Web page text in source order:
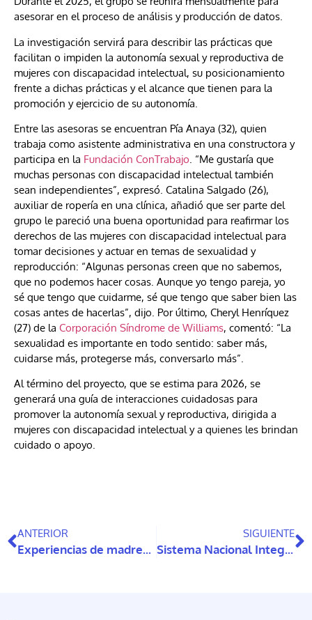
asesorar en el proceso de análisis y producción de datos.
La investigación servirá para describir las prácticas que
facilitan o impiden la autonomía sexual y reproductiva de
mujeres con discapacidad intelectual, su posicionamiento
frente a dichas prácticas y el alcance que tienen para la
promoción y ejercicio de su autonomía.
Entre las asesoras se encuentran Pía Anaya (32), quien
trabaja como asistente administrativa en una constructora y
participa en la Fundación ConTrabajo. “Me gustaría que
muchas personas con discapacidad intelectual también
sean independientes”, expresó. Catalina Salgado (26),
auxiliar de ropería en una clínica, añadió que ser parte del
grupo le pareció una buena oportunidad para reafirmar los
derechos de las mujeres con discapacidad intelectual para
tomar decisiones y actuar en temas de sexualidad y
reproducción: “Algunas personas creen que no sabemos,
que no podemos hacer cosas. Aunque yo tengo pareja, yo
sé que tengo que cuidarme, sé que tengo que saber bien las
cosas antes de hacerlas”, dijo. Por último, Cheryl Henríquez
(27) de la Corporación Síndrome de Williams, comentó: “La
sexualidad es importante en todo sentido: saber más,
cuidarse más, protegerse más, conversarlo más”.
Al término del proyecto, que se estima para 2026, se
generará una guía de interacciones cuidadosas para
promover la autonomía sexual y reproductiva, dirigida a
mujeres con discapacidad intelectual y a quienes les brindan
cuidado o apoyo.
ANTERIOR
Experiencias de madres con discapacidades y la pérdida de custodia de sus hijos
SIGUIENTE
Sistema Nacional Integrado de Cuidados de Uruguay: Diagnóstico, desafíos, recomendaciones y análisis de sostenibilidad financiera